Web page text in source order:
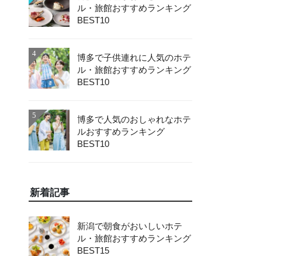
ル・旅館おすすめランキング
BEST10
4
博多で子供連れに人気のホテ
ル・旅館おすすめランキング
BEST10
5
博多で人気のおしゃれなホテ
ルおすすめランキング
BEST10
新着記事
新潟で朝食がおいしいホテ
ル・旅館おすすめランキング
BEST15